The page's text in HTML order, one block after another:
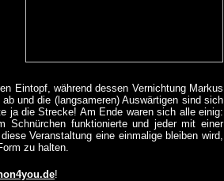
Eintopf, während dessen Vernichtung Markus
und die (langsameren) Auswärtigen sind sich
ja die Strecke! Am Ende waren sich alle einig:
Schnürchen funktionierte und jeder mit einer
Veranstaltung eine einmalige bleiben wird,
zu halten.
!